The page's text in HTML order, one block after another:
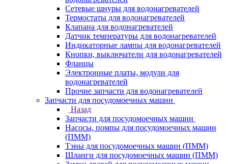
Сетевые шнуры для водонагревателей
Термостаты для водонагревателей
Клапана для водонагревателей
Датчик температуры для водонагревателей
Индикаторные лампы для водонагревателей
Кнопки, выключатели для водонагревателей
Фланцы
Электронные платы, модули для
водонагревателей
Прочие запчасти для водонагревателей
Запчасти для посудомоечных машин
Назад
Запчасти для посудомоечных машин
Насосы, помпы для посудомоечных машин
(ПММ)
Тэны для посудомоечных машин (ПММ)
Шланги для посудомоечных машин (ПММ)